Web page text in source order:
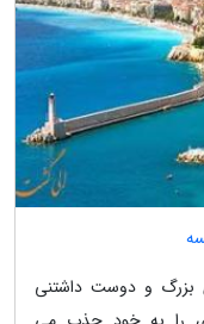
بزرگ و دوست داشتنی